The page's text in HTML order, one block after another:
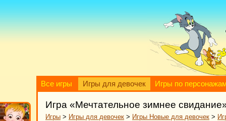
Все игры Игры для девочек Игры по
Игра «Мечтательное зимнее
Игры > Игры для девочек > Игры Новые для девочек >